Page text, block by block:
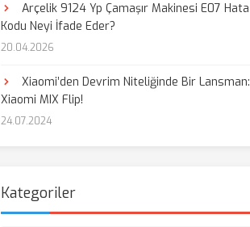
Arçelik 9124 Yp Çamaşır Makinesi E07 Hata
Kodu Neyi İfade Eder?
20.04.2026
Xiaomi’den Devrim Niteliğinde Bir Lansman:
Xiaomi MIX Flip!
24.07.2024
Kategoriler